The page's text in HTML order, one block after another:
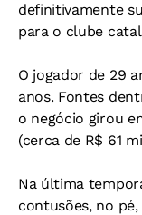
definitivamente
para o clube
O jogador de 29
anos. Fontes
o negócio girou
(cerca de R$ 61
Na última
contusões, no